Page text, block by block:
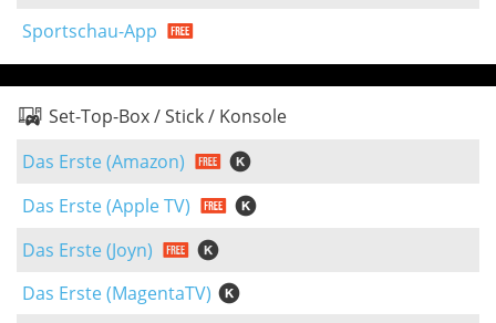
Sportschau-App
Set-Top-Box / Stick / Konsole
Das Erste (Amazon)
Das Erste (Apple TV)
Das Erste (Joyn)
Das Erste (MagentaTV)